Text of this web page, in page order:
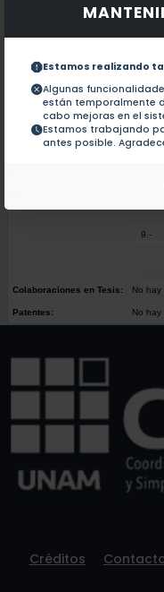
Estamos realizando
Algunas
están temporalmente
cabo mejoras en el
Estamos trabajando
antes posible.
7.-
9.-
Colaboraciones en Tesis: No hay
Patentes: No hay
Créditos